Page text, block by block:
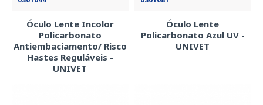
Óculo Lente Incolor
Policarbonato
Antiembaciamento/ Risco
Hastes Reguláveis -
UNIVET
Óculo Lente
Policarbonato Azul UV -
UNIVET